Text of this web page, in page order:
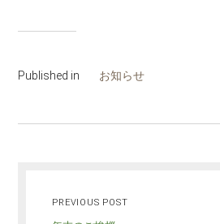
Published in お知らせ
PREVIOUS POST